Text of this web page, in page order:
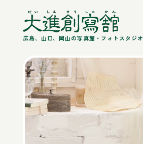
広島、山口、岡山の写真館・フォトスタジオ